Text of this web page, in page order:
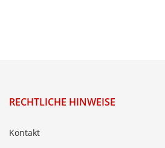
RECHTLICHE HINWEISE
Kontakt